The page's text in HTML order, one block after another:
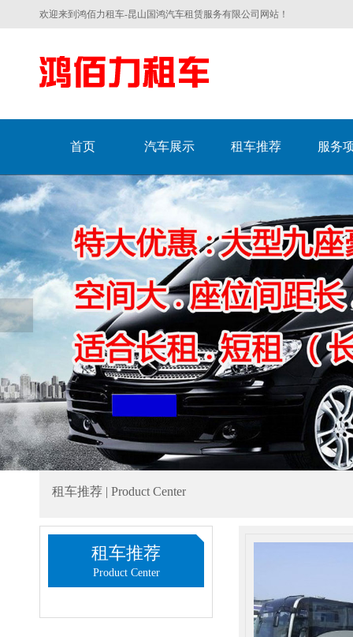
欢迎来到鸿佰力租车-昆山国鸿汽车租赁服务有限公司网站！
首页 汽车展示 租车推荐 服务
租车推荐 | Product Center
租车推荐
Product Center